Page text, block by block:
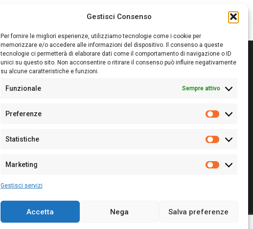
Gestisci Consenso
Per fornire le migliori esperienze, utilizziamo tecnologie come i cookie per
memorizzare e/o accedere alle informazioni del dispositivo. Il consenso a queste
tecnologie ci permetterà di elaborare dati come il comportamento di navigazione o ID
unici su questo sito. Non acconsentire o ritirare il consenso può influire negativamente
su alcune caratteristiche e funzioni.
Funzionale Sempre attivo
Preferenze
Statistiche
Statistiche
Marketing
Marketing
Gestisci servizi
Accetta Nega Salva preferenze
Editore:Giampaolo Cirronis Ditta individuale
Sede:
N° di iscrizione al ROC:
N° 128/2020 del 10/02/2020
Per la Pubblicità: